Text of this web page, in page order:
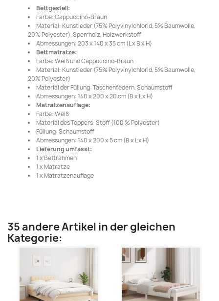
Bettgestell:
Farbe: Cappuccino-Braun
Material: Kunstleder (75% Polyvinylchlorid, 5% Baumwolle,
20% Polyester), Sperrholz, Holzwerkstoff
Abmessungen: 203 x 140 x 35 cm (L x B x H)
Bettmatratze:
Farbe: Weiß und Cappuccino-Braun
Material: Kunstleder (75% Polyvinylchlorid, 5% Baumwolle,
20% Polyester)
Material der Füllung: Taschenfedern, Schaumstoff
Abmessungen: 140 x 200 x 20 cm (B x L x H)
Matratzenauflage:
Farbe: Weiß
Material des Toppers: Stoff (100 % Polyester)
Füllung: Schaumstoff
Abmessungen: 140 x 200 x 5 cm (B x L x H)
Lieferung umfasst:
1 x Bettrahmen
1 x Matratze
1 x Matratzenauflage
35 andere Artikel in der gleichen
Kategorie: